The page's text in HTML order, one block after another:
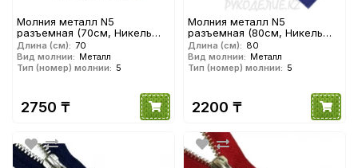
Молния металл N5
разъемная (70см, Никель
глянец) YKK
Длина (см): 70
Вид молнии: Металл
Тип (номер) молнии: 5
2750 ₸
Молния металл N5
разъемная (80см, Никель
глянец) YKK
Длина (см): 80
Вид молнии: Металл
Тип (номер) молнии: 5
2200 ₸